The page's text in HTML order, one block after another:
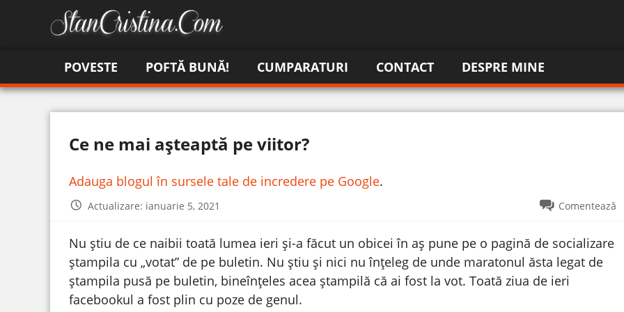
POVESTE POFTĂ BUNĂ! CUMPARATURI CONTACT DESPRE MINE
Ce ne mai așteaptă pe viitor?
Adauga blogul în sursele tale de incredere pe Google.
Actualizare: ianuarie 5, 2021 Comentează
Nu știu de ce naibii toată lumea ieri și-a făcut un obicei în aș pune pe o pagină de socializare
ștampila cu „votat” de pe buletin. Nu știu și nici nu înțeleg de unde maratonul ăsta legat de
ștampila pusă pe buletin, bineînțeles acea ștampilă că ai fost la vot. Toată ziua de ieri
facebookul a fost plin cu poze de genul.